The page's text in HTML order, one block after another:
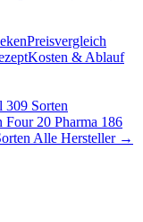
Preisvergleich
Kosten & Ablauf
309 Sorten
Four 20 Pharma 186
Alle Hersteller →